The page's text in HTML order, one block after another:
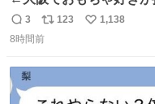
る写真→
返
信
3
リ
ポ
123
い
1,138
8時間前